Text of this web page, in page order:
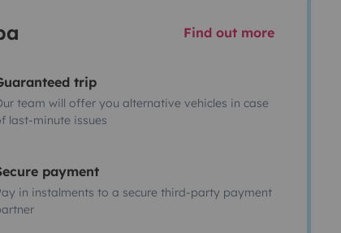
Find out more
trip
team will offer you alternative vehicles in case
last-minute issues
payment
in instalments to a secure third-party payment